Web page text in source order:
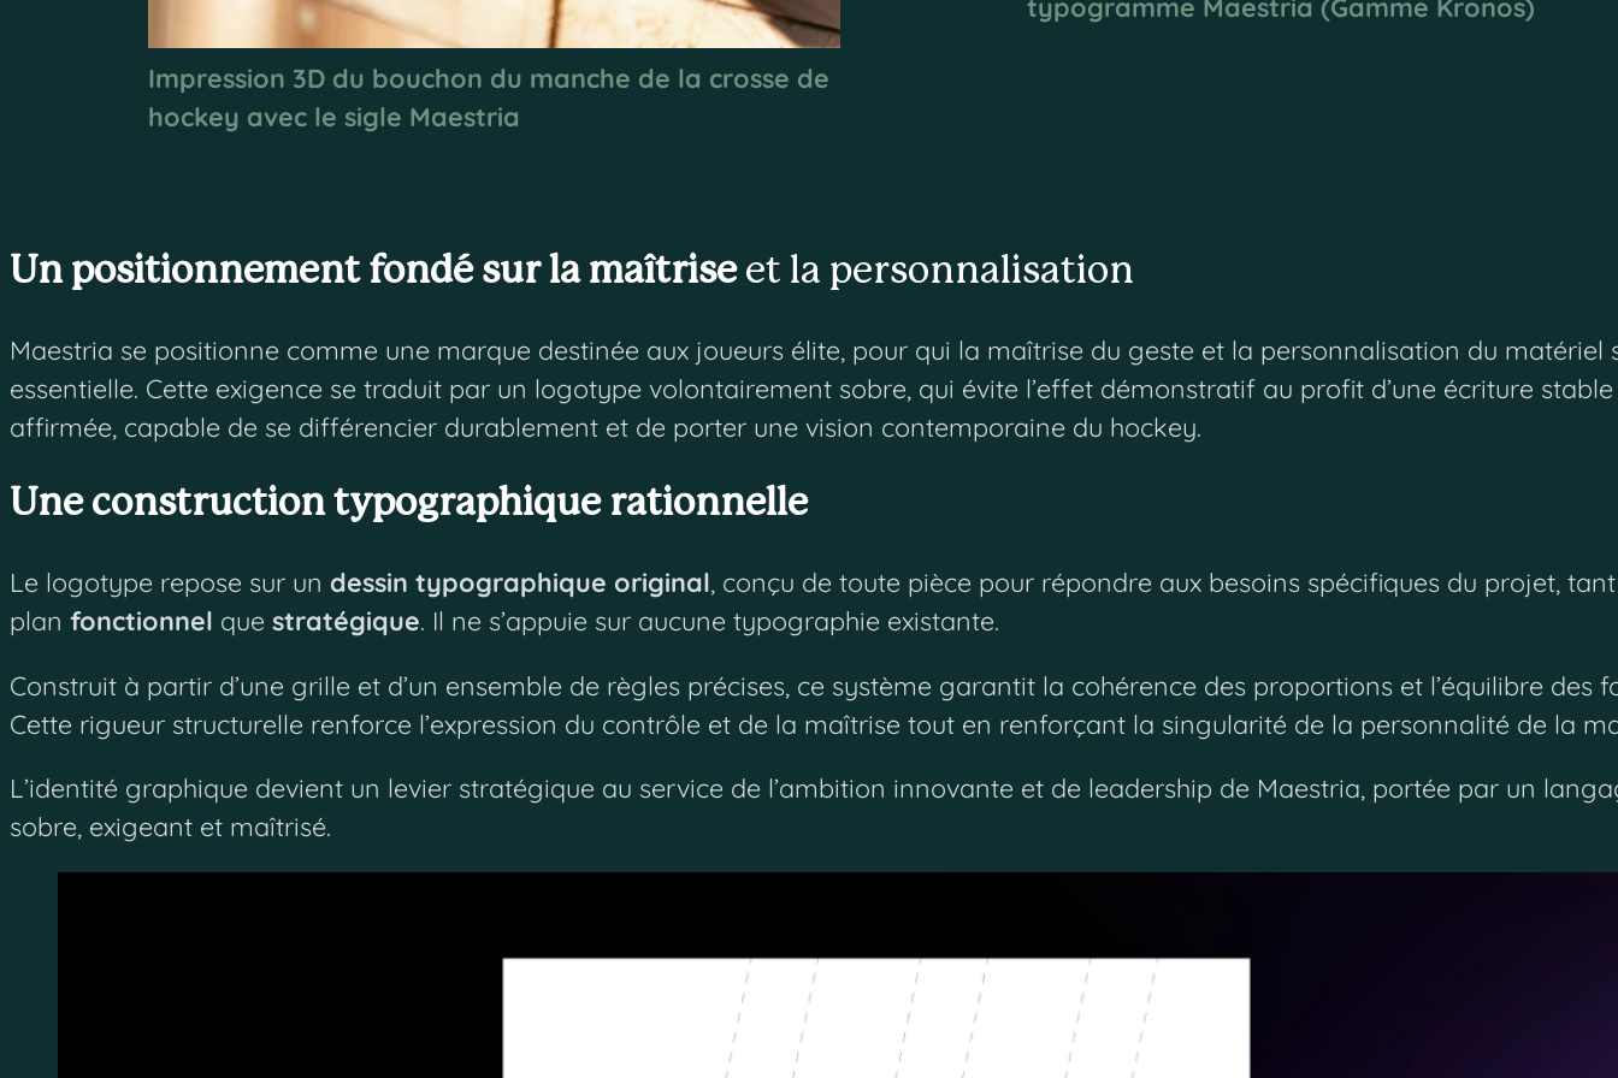
Impression 3D du bouchon du manche de la crosse de
hockey avec le sigle Maestria
Un positionnement fondé sur la maîtriseet la personnalisation
Maestria se positionne comme une marque destinée aux joueurs élite, pour qui la maîtrise du geste et la personnalisation du matériel
essentielle. Cette exigence se traduit par un logotype volontairement sobre, qui évite l’effet démonstratif au profit d’une écriture
affirmée, capable de se différencier durablement et de porter une vision contemporaine du hockey.
Une construction typographique rationnelle
Le logotype repose sur un dessin typographique original, conçu de toute pièce pour répondre aux besoins spécifiques du projet,
plan fonctionnel que stratégique. Il ne s’appuie sur aucune typographie existante.
Construit à partir d’une grille et d’un ensemble de règles précises, ce système garantit la cohérence des proportions et l’équilibre des
Cette rigueur structurelle renforce l’expression du contrôle et de la maîtrise tout en renforçant la singularité de la personnalité de la
L’identité graphique devient un levier stratégique au service de l’ambition innovante et de leadership de Maestria, portée par un
sobre, exigeant et maîtrisé.